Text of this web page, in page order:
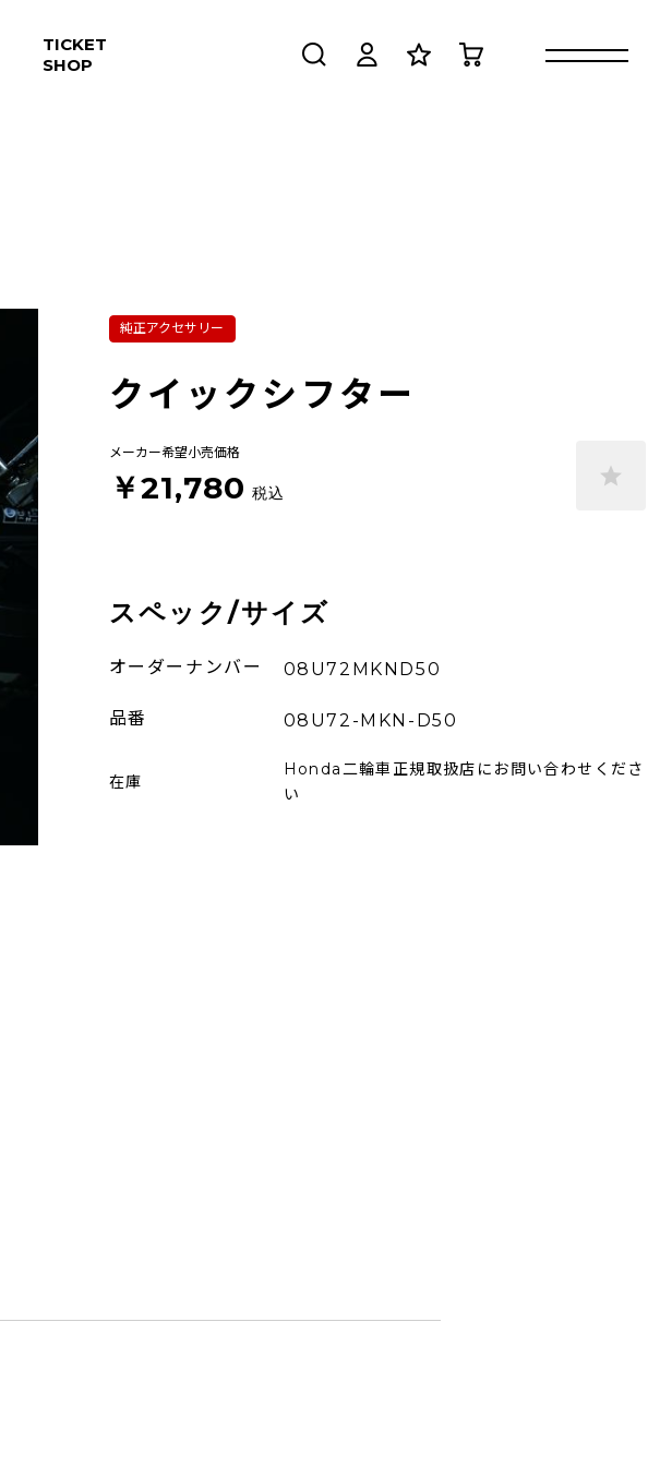
TICKET
SHOP
検索 ログイン お気に入り
純正アクセサリー
クイックシフター
メーカー希望小売価格
￥21,780 税込
在庫
Honda二輪車正規取扱店にお問い合わせくださ
い
スペック/サイズ
オーダーナンバー 08U72MKND50
品番 08U72-MKN-D50